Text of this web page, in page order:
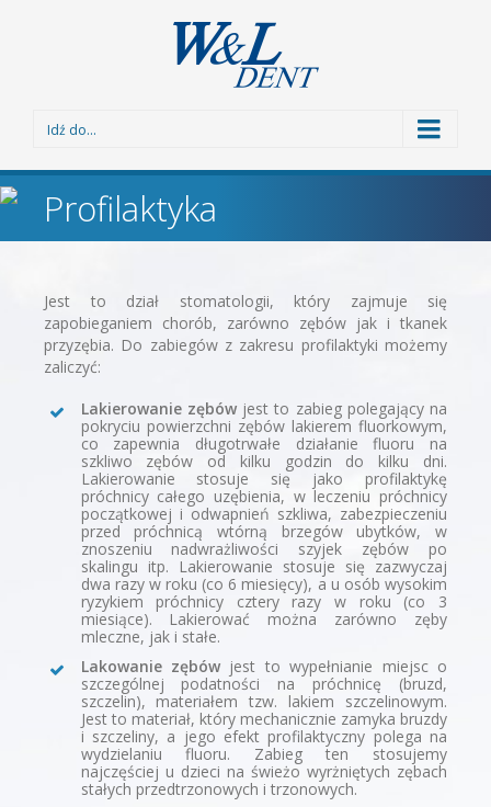
Idź do...
Profilaktyka
Jest to dział stomatologii, który zajmuje się
zapobieganiem chorób, zarówno zębów jak i tkanek
przyzębia. Do zabiegów z zakresu profilaktyki możemy
zaliczyć:
Lakierowanie zębów jest to zabieg polegający na
pokryciu powierzchni zębów lakierem fluorkowym,
co zapewnia długotrwałe działanie fluoru na
szkliwo zębów od kilku godzin do kilku dni.
Lakierowanie stosuje się jako profilaktykę
próchnicy całego uzębienia, w leczeniu próchnicy
początkowej i odwapnień szkliwa, zabezpieczeniu
przed próchnicą wtórną brzegów ubytków, w
znoszeniu nadwrażliwości szyjek zębów po
skalingu itp. Lakierowanie stosuje się zazwyczaj
dwa razy w roku (co 6 miesięcy), a u osób wysokim
ryzykiem próchnicy cztery razy w roku (co 3
miesiące). Lakierować można zarówno zęby
mleczne, jak i stałe.
Lakowanie zębów  jest to wypełnianie miejsc o
szczególnej podatności na próchnicę (bruzd,
szczelin), materiałem tzw. lakiem szczelinowym.
Jest to materiał, który mechanicznie zamyka bruzdy
i szczeliny, a jego efekt profilaktyczny polega na
wydzielaniu fluoru. Zabieg ten stosujemy
najczęściej u dzieci na świeżo wyrżniętych zębach
stałych przedtrzonowych i trzonowych.